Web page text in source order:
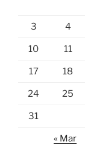
3 4
10 11
17 18
24 25
31
« Mar